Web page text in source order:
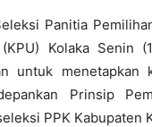
Panitia
Kolaka Senin
untuk
Prinsip
PPK Kabupaten